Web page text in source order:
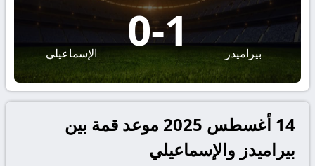
بيراميدز 1
-
0 الإسماعيلي
14 أغسطس 2025 موعد قمة بين
بيراميدز والإسماعيلي